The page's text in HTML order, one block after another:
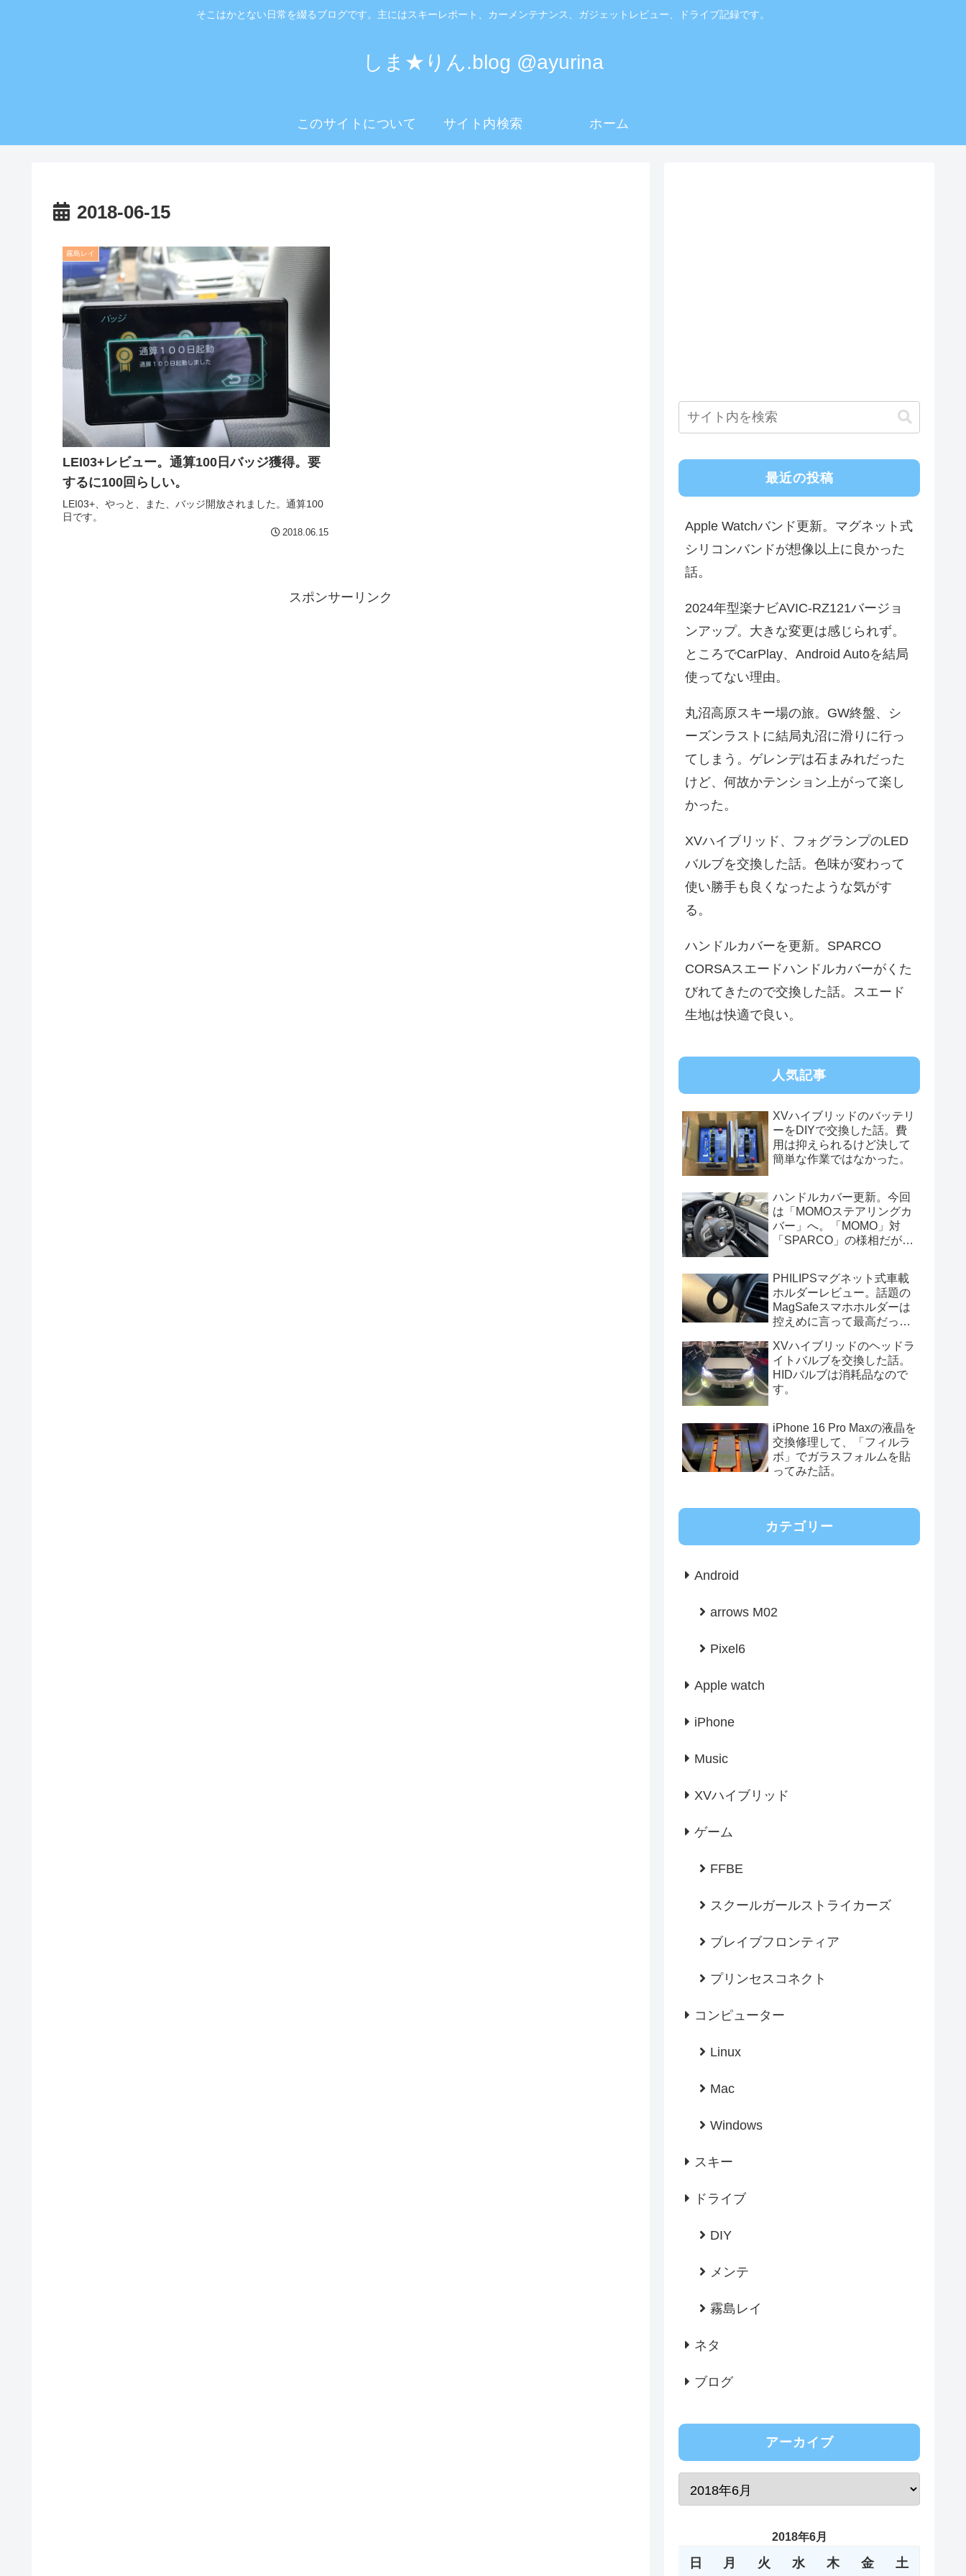
そこはかとない日常を綴るブログです。主にはスキーレポート、カーメンテナンス、ガジェットレビュー、ドライブ記録です。
しま★りん.blog @ayurina
このサイトについて サイト内検索 ホーム
2018-06-15
霧島レイ
LEI03+レビュー。通算100日バッジ獲得。要
するに100回らしい。
LEI03+、やっと、また、バッジ開放されました。通算100
日です。
2018.06.15
スポンサーリンク
最近の投稿
Apple Watchバンド更新。マグネット式
シリコンバンドが想像以上に良かった
話。
2024年型楽ナビAVIC-RZ121バージョ
ンアップ。大きな変更は感じられず。
ところでCarPlay、Android Autoを結局
使ってない理由。
丸沼高原スキー場の旅。GW終盤、シ
ーズンラストに結局丸沼に滑りに行っ
てしまう。ゲレンデは石まみれだった
けど、何故かテンション上がって楽し
かった。
XVハイブリッド、フォグランプのLED
バルブを交換した話。色味が変わって
使い勝手も良くなったような気がす
る。
ハンドルカバーを更新。SPARCO
CORSAスエードハンドルカバーがくた
びれてきたので交換した話。スエード
生地は快適で良い。
人気記事
XVハイブリッドのバッテリ
ーをDIYで交換した話。費
用は抑えられるけど決して
簡単な作業ではなかった。
ハンドルカバー更新。今回
は「MOMOステアリングカ
バー」へ。「MOMO」対
「SPARCO」の様相だが、
PHILIPSマグネット式車載
ホルダーレビュー。話題の
MagSafeスマホホルダーは
控えめに言って最高だっ
XVハイブリッドのヘッドラ
イトバルブを交換した話。
HIDバルブは消耗品なので
す。
iPhone 16 Pro Maxの液晶を
交換修理して、「フィルラ
ボ」でガラスフォルムを貼
ってみた話。
カテゴリー
Android
arrows M02
Pixel6
Apple watch
iPhone
Music
XVハイブリッド
ゲーム
FFBE
スクールガールストライカーズ
ブレイブフロンティア
プリンセスコネクト
コンピューター
Linux
Mac
Windows
スキー
ドライブ
DIY
メンテ
霧島レイ
ネタ
ブログ
アーカイブ
2018年6月
日 月 火 水 木 金 土